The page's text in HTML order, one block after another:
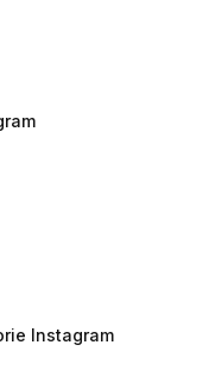
Instagram